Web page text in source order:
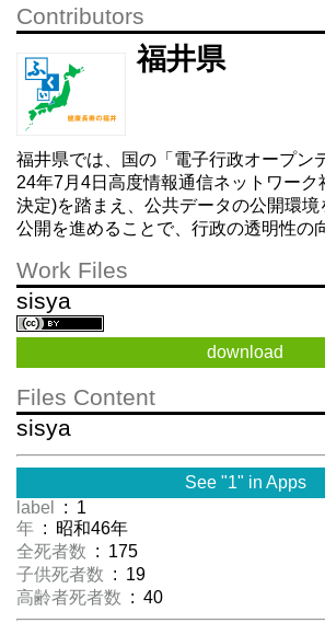
Contributors
福井県
福井県では、国の「電子行政オープン
24年7月4日高度情報通信ネットワーク
決定)を踏まえ、公共データの公開環境
公開を進めることで、行政の透明性の
Work Files
sisya
download
Files Content
sisya
See "1" in Apps
label
: 1
年 : 昭和46年
全死者数 : 175
子供死者数 : 19
高齢者死者数 : 40